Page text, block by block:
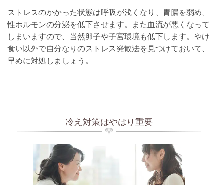
ストレスのかかった状態は呼吸が浅くなり、胃腸を弱め、
性ホルモンの分泌を低下させます。また血流が悪くなって
しまいますので、当然卵子や子宮環境も低下します。やけ
食い以外で自分なりのストレス発散法を見つけておいて、
早めに対処しましょう。
冷え対策はやはり重要